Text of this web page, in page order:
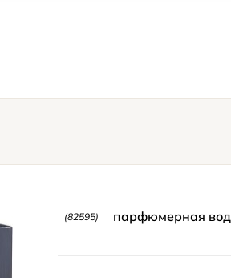
(82595) парфюмерная